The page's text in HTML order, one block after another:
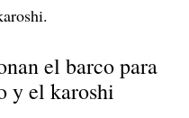
el barco para
y el karoshi